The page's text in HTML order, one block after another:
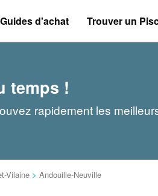
Guides d'achat Trouver un
temps !
rapidement les
Vilaine > Andouille-Neuville